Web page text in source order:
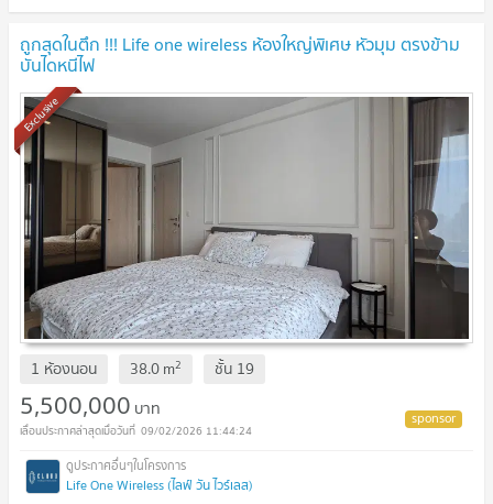
ถูกสุดในตึก !!! Life one wireless ห้องใหญ่พิเศษ หัวมุม ตรงข้าม
บันไดหนีไฟ
Exclusive
1 ห้องนอน 38.0m2 ชั้น 19
5,500,000 บาท
09/02/2026 11:44:24
Life One Wireless (ไลฟ์ วัน ไวร์เลส)